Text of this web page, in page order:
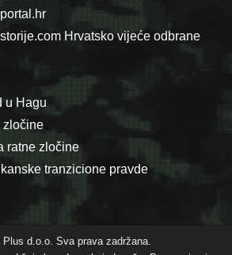
Hrvatsko vijeće odbrane
u Hagu
zločine
ratne zločine
tranzicione pravde
d.o.o. Sva prava zadržana.